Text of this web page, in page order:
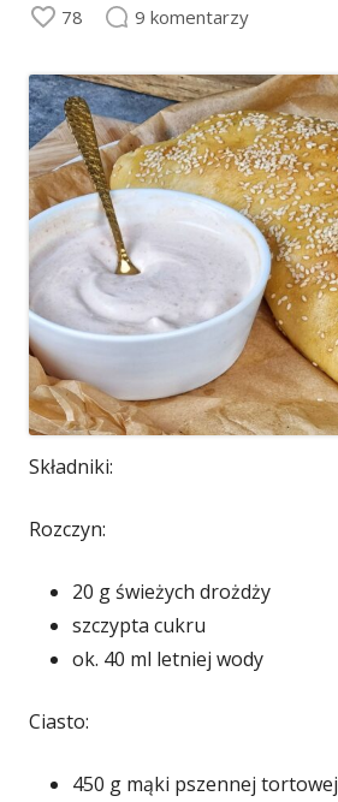
78 9 komentarzy
Składniki:
Rozczyn:
20 g świeżych drożdży
szczypta cukru
ok. 40 ml letniej wody
Ciasto:
450 g mąki pszennej tortowej